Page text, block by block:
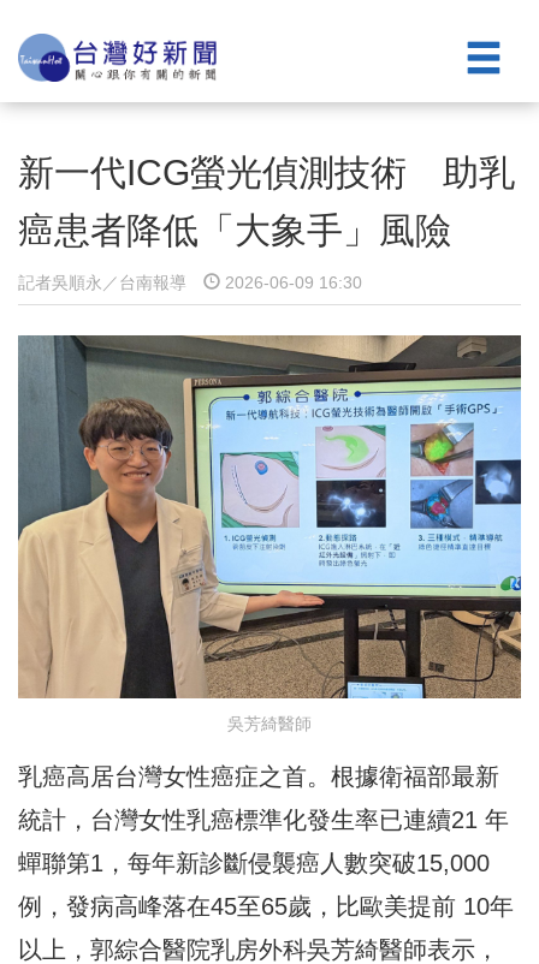
新一代ICG螢光偵測技術 助乳
癌患者降低「大象手」風險
記者吳順永／台南報導 2026-06-09 16:30
吳芳綺醫師
乳癌高居台灣女性癌症之首。根據衛福部最新
統計，台灣女性乳癌標準化發生率已連續21 年
蟬聯第1，每年新診斷侵襲癌人數突破15,000
例，發病高峰落在45至65歲，比歐美提前 10年
以上，郭綜合醫院乳房外科吳芳綺醫師表示，